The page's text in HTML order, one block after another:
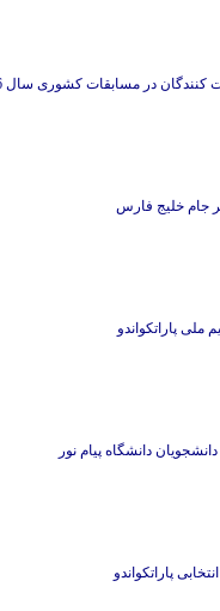
کنندگان در مسابقات کشوری سال 96
جام خلیج فارس
ملی پاراتکواندو
دانشگاه پیام نور
پاراتکواندو